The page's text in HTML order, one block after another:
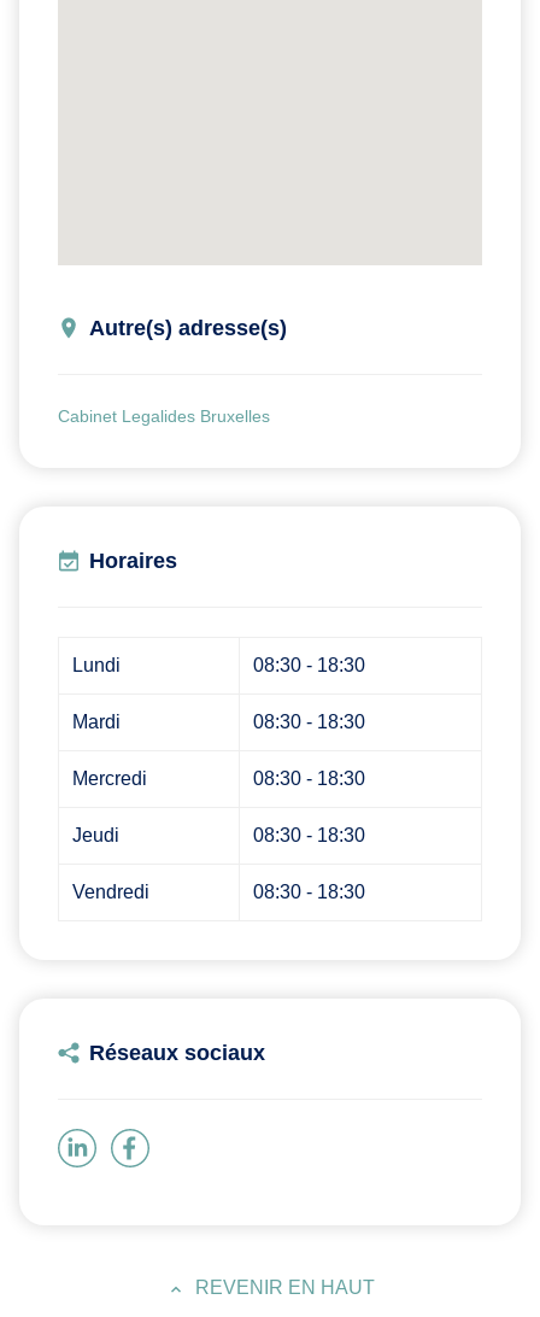
Autre(s) adresse(s)
Cabinet Legalides Bruxelles
Horaires
Lundi 08:30 - 18:30
Mardi 08:30 - 18:30
Mercredi 08:30 - 18:30
Jeudi 08:30 - 18:30
Vendredi 08:30 - 18:30
Réseaux sociaux
REVENIR EN HAUT